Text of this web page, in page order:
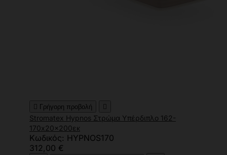
 Γρήγορη προβολή 
Stromatex Hypnos Στρώμα Υπέρδιπλο 162-
170x20x200εκ
Κωδικός: HYPNOS170
312,00 €